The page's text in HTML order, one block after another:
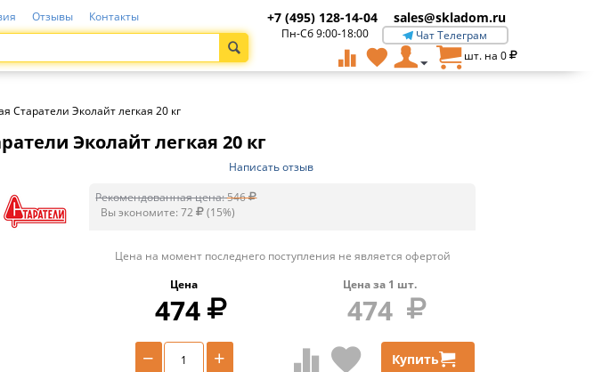
Отзывы Контакты +7 (495) 128-14-04 sales@skladom.ru
Пн-Сб 9:00-18:00
Чат Телеграм
шт. на 0
Старатели Эколайт легкая 20 кг
Эколайт легкая 20 кг
Написать отзыв
Рекомендованная цена:546
Вы экономите:72 (15%)
Цена на момент последнего поступления не является офертой
Цена
474
Цена за 1 шт.
474
+
− Купить